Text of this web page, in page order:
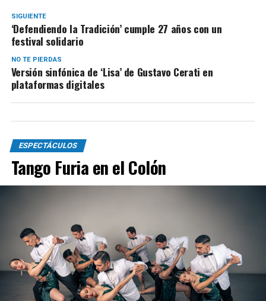
SIGUIENTE
‘Defendiendo la Tradición’ cumple 27 años con un
festival solidario
NO TE PIERDAS
Versión sinfónica de ‘Lisa’ de Gustavo Cerati en
plataformas digitales
ESPECTÁCULOS
Tango Furia en el Colón